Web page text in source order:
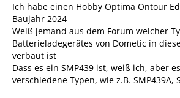
Ich habe einen Hobby Optima Ontour
Baujahr 2024
Weiß jemand aus dem Forum welcher
Batterieladegerätes von Dometic in
verbaut ist
Dass es ein SMP439 ist, weiß ich, aber
verschiedene Typen, wie z.B. SMP439A,